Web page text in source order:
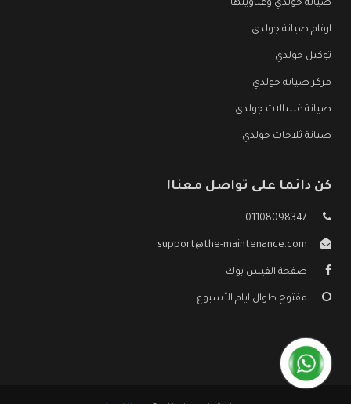
صيانة جولدي وعناوينها
ارقام صيانة جولدي
توكيل جولدي
مركز صيانة جولدي
صيانة غسالات جولدي
صيانة ثلاجات جولدي
كن دائما على تواصل معنا!
01108098347
support@the-maintenance.com
صفحة الفيس بوك
مفتوح طوال ايام الأسبوع